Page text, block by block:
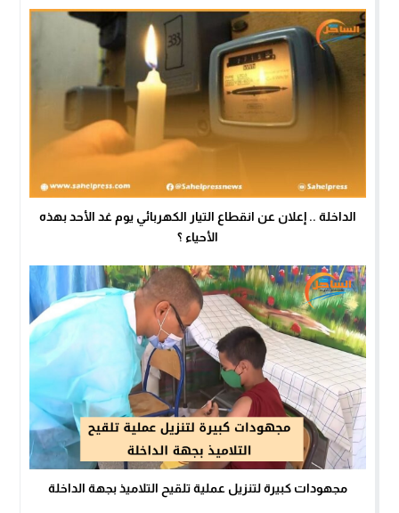
الداخلة .. إعلان عن انقطاع التيار الكهربائي يوم غد الأحد بهذه
الأحياء ؟
مجهودات كبيرة لتنزيل عملية تلقيح التلاميذ بجهة الداخلة